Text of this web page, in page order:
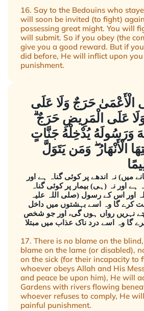
16. Say to the Bedouins who
will soon be invited (to fight)
possessing great might. You will
will submit. So if you obey (the
give you a good reward. But if
did before, He will inflict upon
punishment.
الْأَعْمَىٰ حَرَجٌ وَلَا عَلَى
عَلَى الْمَرِيضِ حَرَجٌ
وَرَسُولَهُ يُدْخِلْهُ جَنَّاتٍ
الْأَنْهَارُ ۖ وَمَن يَتَوَلَّ
میں) نہ اندھے پر کوئی گناہ ہے اور
ہے اور نہ (ہی) بیمار پر کوئی گناہ
اور اس کے رسول (صلی اللہ علیہ
کرے گا وہ اسے بہشتوں میں داخل
نہریں رواں ہوں گی، اور جو شخص
گا وہ اسے درد ناک عذاب میں مبتلا
17. There is no blame on the
blame on the lame (or disabled),
on the sick (for their incapacity to
whoever obeys Allah and His
and peace be upon him), He will
Gardens with rivers flowing
whoever refuses to comply, He
painful punishment.